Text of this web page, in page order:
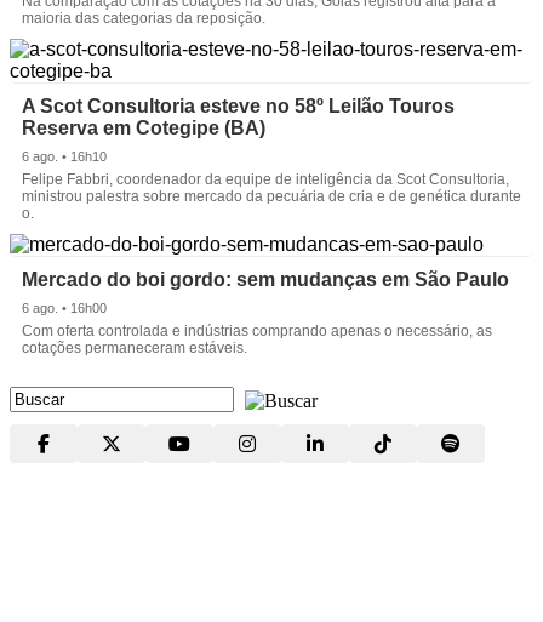
maioria das categorias da reposição.
A Scot Consultoria esteve no 58º Leilão Touros
Reserva em Cotegipe (BA)
6 ago. • 16h10
Felipe Fabbri, coordenador da equipe de inteligência da Scot Consultoria,
ministrou palestra sobre mercado da pecuária de cria e de genética durante
o.
Mercado do boi gordo: sem mudanças em São Paulo
6 ago. • 16h00
Com oferta controlada e indústrias comprando apenas o necessário, as
cotações permaneceram estáveis.